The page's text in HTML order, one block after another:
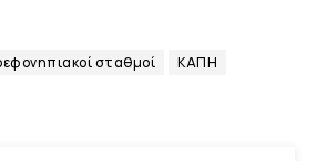
σταθμοί
ΚΑΠΗ